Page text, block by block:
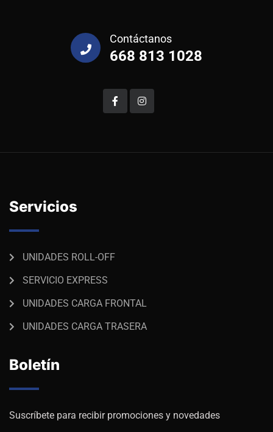
Contáctanos
668 813 1028
Servicios
UNIDADES ROLL-OFF
SERVICIO EXPRESS
UNIDADES CARGA FRONTAL
UNIDADES CARGA TRASERA
Boletín
Suscríbete para recibir promociones y novedades